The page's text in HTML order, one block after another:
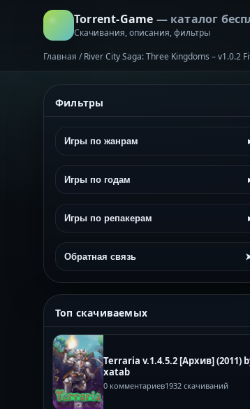
Torrent-Game — каталог
Скачивания, описания, фильтры
Главная / River City Saga: Three Kingdoms – v1.0.2
Фильтры
Игры по жанрам
Игры по годам
Игры по репакерам
Обратная связь
Топ скачиваемых
Terraria v.1.4.5.2 [Архив] (2011)
xatab
0 комментариев1932 скачиваний